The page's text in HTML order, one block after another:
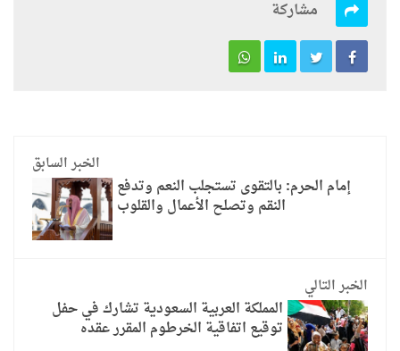
مشاركة
الخبر السابق
إمام الحرم: بالتقوى تستجلب النعم وتدفع
النقم وتصلح الأعمال والقلوب
الخبر التالي
المملكة العربية السعودية تشارك في حفل
توقيع اتفاقية الخرطوم المقرر عقده